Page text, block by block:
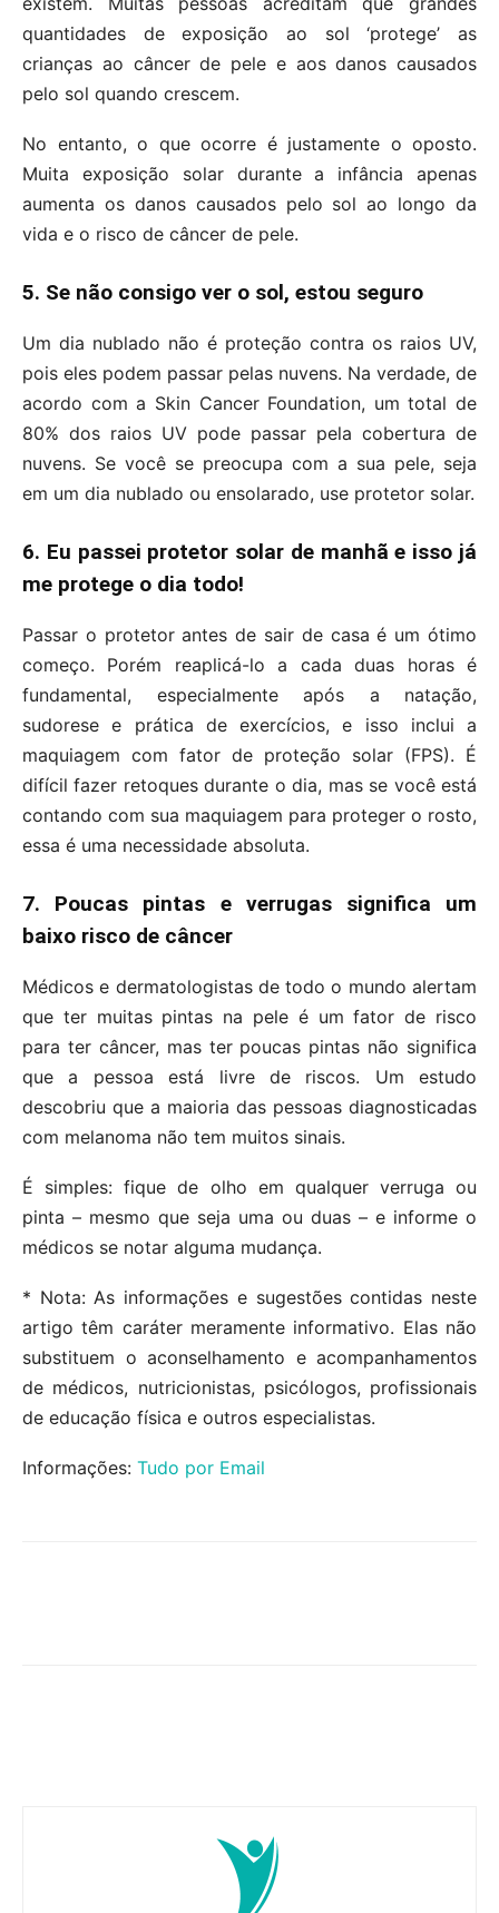
quantidades de exposição ao sol ‘protege’ as
crianças ao câncer de pele e aos danos causados
pelo sol quando crescem.
No entanto, o que ocorre é justamente o oposto.
Muita exposição solar durante a infância apenas
aumenta os danos causados pelo sol ao longo da
vida e o risco de câncer de pele.
5. Se não consigo ver o sol, estou seguro
Um dia nublado não é proteção contra os raios UV,
pois eles podem passar pelas nuvens. Na verdade, de
acordo com a Skin Cancer Foundation, um total de
80% dos raios UV pode passar pela cobertura de
nuvens. Se você se preocupa com a sua pele, seja
em um dia nublado ou ensolarado, use protetor solar.
6. Eu passei protetor solar de manhã e isso já
me protege o dia todo!
Passar o protetor antes de sair de casa é um ótimo
começo. Porém reaplicá-lo a cada duas horas é
fundamental, especialmente após a natação,
sudorese e prática de exercícios, e isso inclui a
maquiagem com fator de proteção solar (FPS). É
difícil fazer retoques durante o dia, mas se você está
contando com sua maquiagem para proteger o rosto,
essa é uma necessidade absoluta.
7. Poucas pintas e verrugas significa um
baixo risco de câncer
Médicos e dermatologistas de todo o mundo alertam
que ter muitas pintas na pele é um fator de risco
para ter câncer, mas ter poucas pintas não significa
que a pessoa está livre de riscos. Um estudo
descobriu que a maioria das pessoas diagnosticadas
com melanoma não tem muitos sinais.
É simples: fique de olho em qualquer verruga ou
pinta – mesmo que seja uma ou duas – e informe o
médicos se notar alguma mudança.
* Nota: As informações e sugestões contidas neste
artigo têm caráter meramente informativo. Elas não
substituem o aconselhamento e acompanhamentos
de médicos, nutricionistas, psicólogos, profissionais
de educação física e outros especialistas.
Informações: Tudo por Email